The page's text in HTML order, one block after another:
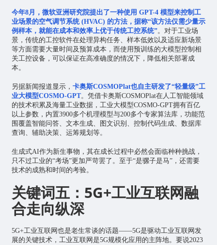
今年8月，微软亚洲研究院提出了一种使用 GPT-4 模型来控制工
业场景的空气调节系统 (HVAC) 的方法，据称“该方法仅需少量示
例样本，就能在成本和效率上优于传统工控系统”。对于工业场
景，传统的工控软件在处理异构任务、样本低效以及适应新场景
等方面需要大量时间及预算成本，而使用预训练的大模型控制相
关工控设备，可以保证在高准确度的情况下，降低相关部署成
本。
另据新闻报道显示， 卡奥斯COSMOPlat也自主研发了“轻量级”工
业大模型COSMO-GPT。凭借卡奥斯COSMOPlat在人工智能领域
的技术积累及海量工业数据，工业大模型COSMO-GPT拥有百亿
以上参数，内置3900多个机理模型与200多个专家算法库，功能范
围覆盖智能问答、文本生成、图文识别、控制代码生成、数据库
查询、辅助决策、运筹规划等。
生成式AI作为新生事物，其在成长过程中必然会面临种种挑战，
只不过工业的“考场”更加严苛罢了。至于“是骡子是马”，还需要
技术的成熟和时间的考验。
关键词五：5G+工业互联网融
合走向纵深
5G+工业互联网也是老生常谈的话题——5G是驱动工业互联网发
展的关键技术，工业互联网是5G规模化应用的主阵地。要说2023